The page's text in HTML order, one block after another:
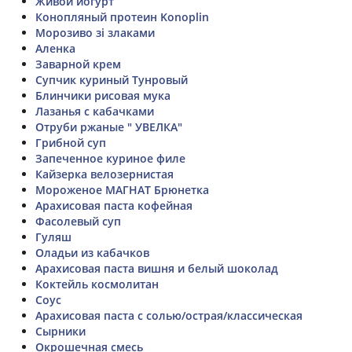
Конопляный протеин Konoplin
Морозиво зі злаками
Аленка
Заварной крем
Супчик куриный Тунровый
Блинчики рисовая мука
Лазанья с кабачками
Отруби ржаные " УВЕЛКА"
Грибной суп
Запеченное куриное филе
Кайзерка велозернистая
Мороженое МАГНАТ Брюнетка
Арахисовая паста кофейная
Фасолевый суп
Гуляш
Оладьи из кабачков
Арахисовая паста вишня и белый шоколад
Коктейль космолитан
Соус
Арахисовая паста с солью/острая/классическая
Сырники
Окрошечная смесь